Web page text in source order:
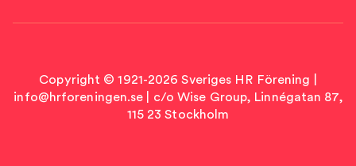
Copyright © 1921-2026 Sveriges HR Förening |
info@hrforeningen.se | c/o Wise Group, Linnégatan 87,
115 23 Stockholm